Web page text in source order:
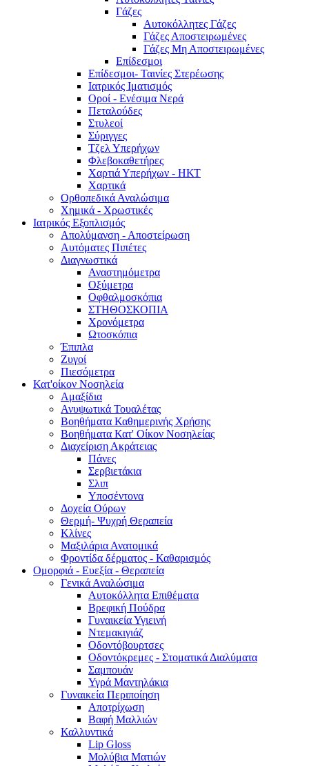
Γάζες
Αυτοκόλλητες Γάζες
Γάζες Αποστειρωμένες
Γάζες Μη Αποστειρωμένες
Επίδεσμοι
Επίδεσμοι- Ταινίες Στερέωσης
Ιατρικός Ιματισμός
Οροί - Ενέσιμα Νερά
Πεταλούδες
Στυλεοί
Σύριγγες
Τζελ Υπερήχων
Φλεβοκαθετήρες
Χαρτιά Υπερήχων - ΗΚΤ
Χαρτικά
Ορθοπεδικά Αναλώσιμα
Χημικά - Χρωστικές
Ιατρικός Εξοπλισμός
Απολύμανση - Αποστείρωση
Αυτόματες Πιπέτες
Διαγνωστικά
Αναστημόμετρα
Οξύμετρα
Οφθαλμοσκόπια
ΣΤΗΘΟΣΚΟΠΙΑ
Χρονόμετρα
Ωτοσκόπια
Έπιπλα
Ζυγοί
Πιεσόμετρα
Κατ'οίκον Νοσηλεία
Αμαξίδια
Ανυψωτικά Τουαλέτας
Βοηθήματα Καθημερινής Χρήσης
Βοηθήματα Κατ' Οίκον Νοσηλείας
Διαχείριση Ακράτειας
Πάνες
Σερβιετάκια
Σλιπ
Υποσέντονα
Δοχεία Ούρων
Θερμή- Ψυχρή Θεραπεία
Κλίνες
Μαξιλάρια Ανατομικά
Φροντίδα δέρματος - Καθαρισμός
Ομορφιά - Ευεξία - Θεραπεία
Γενικά Αναλώσιμα
Αυτοκόλλητα Επιθέματα
Βρεφική Πούδρα
Γυναικεία Υγιεινή
Ντεμακιγιάζ
Οδοντόβουρτσες
Οδοντόκρεμες - Στοματικά Διαλύματα
Σαμπουάν
Υγρά Μαντηλάκια
Γυναικεία Περιποίηση
Αποτρίχωση
Βαφή Μαλλιών
Καλλυντικά
Lip Gloss
Μολύβια Ματιών